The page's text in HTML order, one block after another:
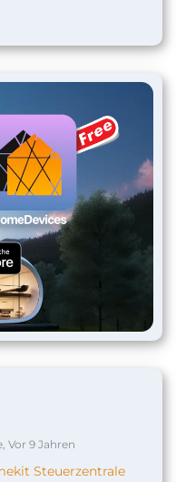
Vor 9 Jahren
Steuerzentrale